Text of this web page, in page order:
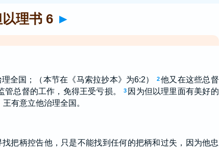
理书 6 ►
全国；（本节在《马索拉抄本》为6:2） 2他又在这些总督
总督的工作，免得王受亏损。
3 因为但以理里面有美好的
有意立他治理全国。
把柄控告他，只是不能找到任何的把柄和过失，因为他忠